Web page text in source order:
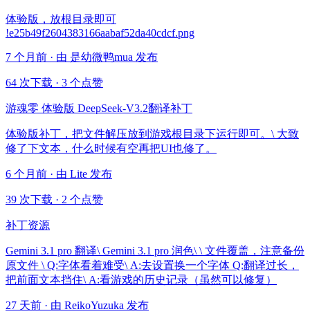
体验版，放根目录即可
!e25b49f2604383166aabaf52da40cdcf.png
7 个月前 · 由 是幼微鸭mua 发布
64 次下载 · 3 个点赞
游魂零 体验版 DeepSeek-V3.2翻译补丁
体验版补丁，把文件解压放到游戏根目录下运行即可。\ 大致
修了下文本，什么时候有空再把UI也修了。
6 个月前 · 由 Lite 发布
39 次下载 · 2 个点赞
补丁资源
Gemini 3.1 pro 翻译\ Gemini 3.1 pro 润色\ \ 文件覆盖，注意备份
原文件 \ Q:字体看着难受\ A:去设置换一个字体 Q:翻译过长，
把前面文本挡住\ A:看游戏的历史记录（虽然可以修复）
27 天前 · 由 ReikoYuzuka 发布